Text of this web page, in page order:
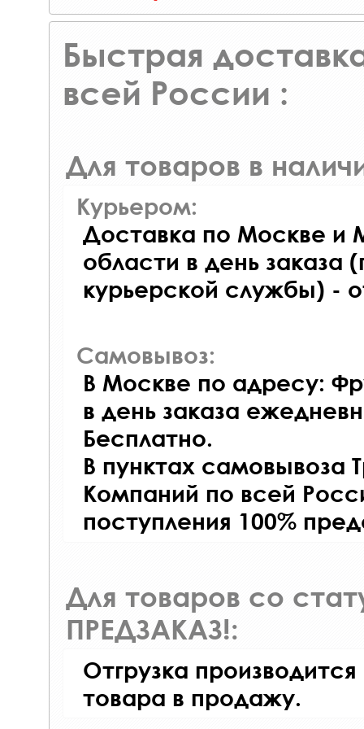
Быстрая
всей России :
Для товаров в
Курьером:
Доставка по Москве и
области в день заказа
курьерской службы) -
Самовывоз:
В Москве по адресу:
в день заказа
Бесплатно.
В пунктах самовывоза
Компаний по всей
поступления 100%
Для товаров со
ПРЕДЗАКАЗ!:
Отгрузка
товара в продажу.